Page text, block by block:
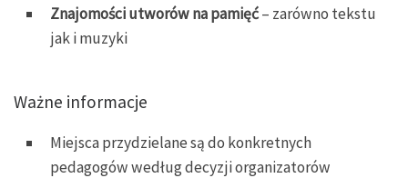
Znajomości utworów na pamięć– zarówno tekstu
jak i muzyki
Ważne informacje
Miejsca przydzielane są do konkretnych
pedagogów według decyzji organizatorów